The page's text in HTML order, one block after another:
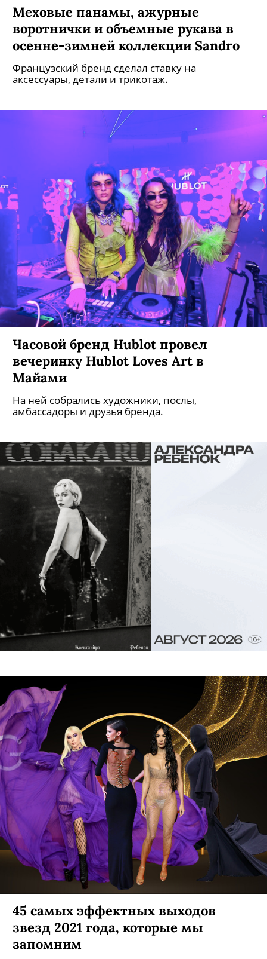
Меховые панамы, ажурные
воротнички и объемные рукава в
осенне-зимней коллекции Sandro
Французский бренд сделал ставку на
аксессуары, детали и трикотаж.
Часовой бренд Hublot провел
вечеринку Hublot Loves Art в
Майами
На ней собрались художники, послы,
амбассадоры и друзья бренда.
45 самых эффектных выходов
звезд 2021 года, которые мы
запомним